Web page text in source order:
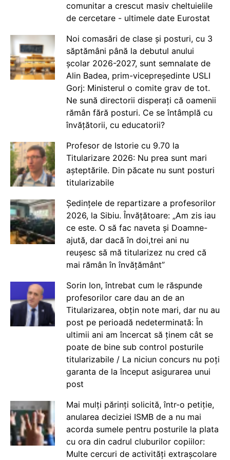
comunitar a crescut masiv cheltuielile
de cercetare - ultimele date Eurostat
Noi comasări de clase și posturi, cu 3
săptămâni până la debutul anului
școlar 2026-2027, sunt semnalate de
Alin Badea, prim-vicepreședinte USLI
Gorj: Ministerul o comite grav de tot.
Ne sună directorii disperați că oamenii
rămân fără posturi. Ce se întâmplă cu
învățătorii, cu educatorii?
Profesor de Istorie cu 9.70 la
Titularizare 2026: Nu prea sunt mari
așteptările. Din păcate nu sunt posturi
titularizabile
Ședințele de repartizare a profesorilor
2026, la Sibiu. Învățătoare: „Am zis iau
ce este. O să fac naveta și Doamne-
ajută, dar dacă în doi,trei ani nu
reușesc să mă titularizez nu cred că
mai rămân în învățământ”
Sorin Ion, întrebat cum le răspunde
profesorilor care dau an de an
Titularizarea, obțin note mari, dar nu au
post pe perioadă nedeterminată: În
ultimii ani am încercat să ținem cât se
poate de bine sub control posturile
titularizabile / La niciun concurs nu poți
garanta de la început asigurarea unui
post
Mai mulți părinți solicită, într-o petiție,
anularea deciziei ISMB de a nu mai
acorda sumele pentru posturile la plata
cu ora din cadrul cluburilor copiilor:
Multe cercuri de activități extrașcolare